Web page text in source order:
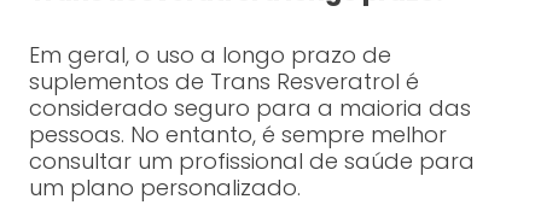
Em geral, o uso a longo prazo de
suplementos de Trans Resveratrol é
considerado seguro para a maioria das
pessoas. No entanto, é sempre melhor
consultar um profissional de saúde para
um plano personalizado.